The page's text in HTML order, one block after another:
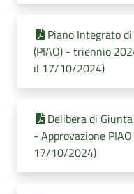
Piano Integrato
(PIAO) - triennio
il 17/10/2024)
Delibera di
- Approvazione
17/10/2024)